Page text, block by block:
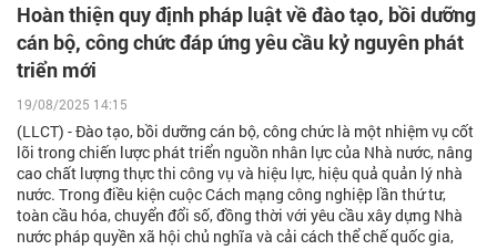
Hoàn thiện quy định pháp luật về đào tạo, bồi dưỡng
cán bộ, công chức đáp ứng yêu cầu kỷ nguyên phát
triển mới
19/08/2025 14:15
(LLCT) - Đào tạo, bồi dưỡng cán bộ, công chức là một nhiệm vụ cốt
lõi trong chiến lược phát triển nguồn nhân lực của Nhà nước, nâng
cao chất lượng thực thi công vụ và hiệu lực, hiệu quả quản lý nhà
nước. Trong điều kiện cuộc Cách mạng công nghiệp lần thứ tư,
toàn cầu hóa, chuyển đổi số, đồng thời với yêu cầu xây dựng Nhà
nước pháp quyền xã hội chủ nghĩa và cải cách thể chế quốc gia,